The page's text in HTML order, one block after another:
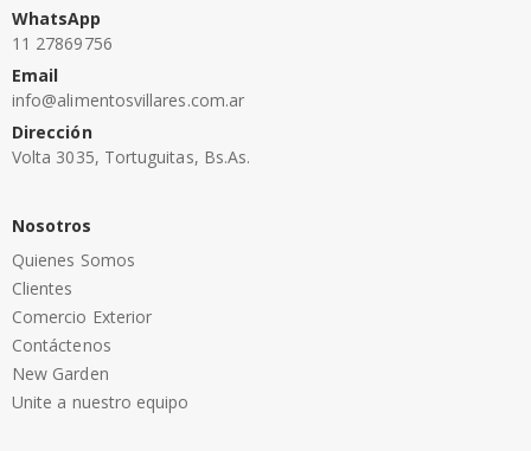
WhatsApp
11 27869756
Email
info@alimentosvillares.com.ar
Dirección
Volta 3035, Tortuguitas, Bs.As.
Nosotros
Quienes Somos
Clientes
Comercio Exterior
Contáctenos
New Garden
Unite a nuestro equipo